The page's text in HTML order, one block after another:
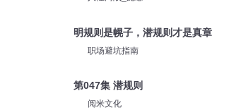
明规则是幌子，潜规则才是真章
职场避坑指南
第047集 潜规则
阅米文化